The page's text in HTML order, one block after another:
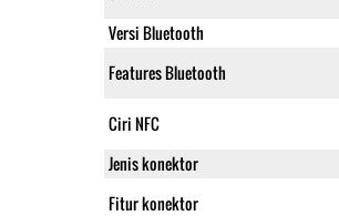
Versi Bluetooth
Features Bluetooth
Ciri NFC
Jenis konektor
Fitur konektor